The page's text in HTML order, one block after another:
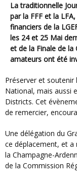
La traditionnelle Journée Nationale des Bénévoles, organisée
par la FFF et la
financiers de la
les 24 et 25 Mai
et de la Finale de la
amateurs ont été
Préserver et soutenir le bénévolat est un enjeu majeur au niveau
National, mais aussi
Districts. Cet
de remercier,
Une délégation du Grand Est d’une centaine de personnes a fait
ce déplacement, et a
la Champagne-
de la Commission